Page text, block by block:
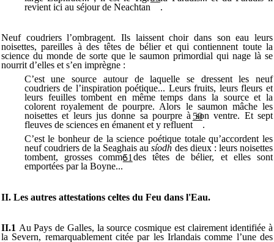
revient ici au séjour de Neachtan
.
Neuf coudriers l’ombragent. Ils laissent choir dans son eau leurs
noisettes, pareilles à des têtes de bélier et qui contiennent toute la
science du monde de sorte que le saumon primordial qui nage là se
nourrit d’elles et s’en imprègne :
C’est une source autour de laquelle se dressent les neuf
coudriers de l’inspiration poétique... Leurs fruits, leurs fleurs et
leurs feuilles tombent en même temps dans la source et la
colorent royalement de pourpre. Alors le saumon mâche les
noisettes et leurs jus donne sa pourpre à son ventre. Et sept
fleuves de sciences en émanent et y refluent
50
.
C’est le bonheur de la science poétique totale qu’accordent les
neuf coudriers de la Seaghais ausíodh des dieux : leurs noisettes
tombent, grosses comme des têtes de bélier, et elles sont
emportées par la Boyne...
51
II. Les autres attestations celtes du Feu dans l'Eau.
II.1 Au Pays de Galles, la source cosmique est clairement identifiée à
la Severn, remarquablement citée par les Irlandais comme l’une des